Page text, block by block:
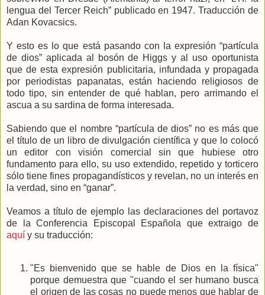
lengua del Tercer Reich” publicado en 1947. Traducción de
Adan Kovacsics.
Y esto es lo que está pasando con la expresión “partícula
de dios” aplicada al bosón de Higgs y al uso oportunista
que de esta expresión publicitaria, infundada y propagada
por periodistas papanatas, están haciendo religiosos de
todo tipo, sin entender de qué hablan, pero arrimando el
ascua a su sardina de forma interesada.
Sabiendo que el nombre “partícula de dios” no es más que
el título de un libro de divulgación científica y que lo colocó
un editor con visión comercial sin que hubiese otro
fundamento para ello, su uso extendido, repetido y torticero
sólo tiene fines propagandísticos y revelan, no un interés en
la verdad, sino en “ganar”.
Veamos a título de ejemplo las declaraciones del portavoz
de la Conferencia Episcopal Española que extraigo de
aquí y su traducción:
"Es bienvenido que se hable de Dios en la física"
porque demuestra que "cuando el ser humano busca
el origen de las cosas no puede menos que hablar de